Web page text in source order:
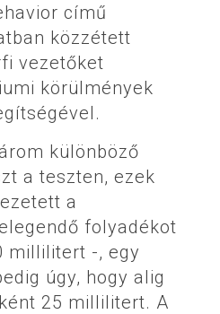
című
közzétett
vezetőket
körülmények
különböző
a teszten, ezek
a
folyadékot
millilitert -, egy
úgy, hogy alig
25 millilitert. A